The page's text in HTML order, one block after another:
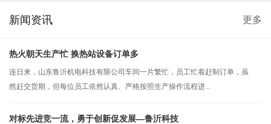
新闻资讯 更多
热火朝天生产忙 换热站设备订单多
连日来，山东鲁沂机电科技有限公司车间一片繁忙，员工忙着赶制订单，虽
然赶交货期，但每位员工依然认真、严格按照生产操作流程进...
对标先进竞一流，勇于创新促发展—鲁沂科技